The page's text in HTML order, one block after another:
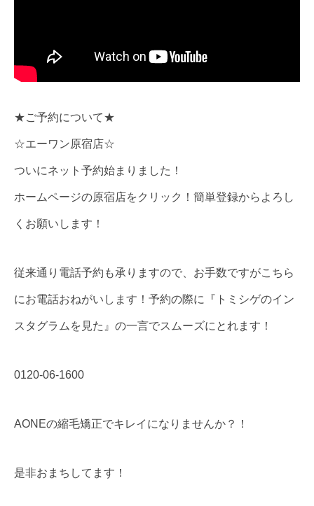
★ご予約について★
☆エーワン原宿店☆
ついにネット予約始まりました！
ホームページの原宿店をクリック！簡単登録からよろし
くお願いします！
従来通り電話予約も承りますので、お手数ですがこちら
にお電話おねがいします！予約の際に『トミシゲのイン
スタグラムを見た』の一言でスムーズにとれます！
0120-06-1600
AONEの縮毛矯正でキレイになりませんか？！
是非おまちしてます！